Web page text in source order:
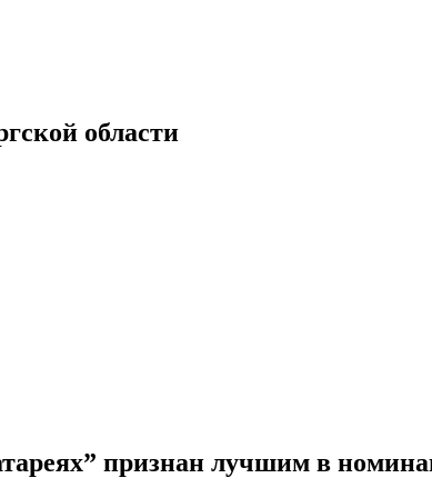
области
признан лучшим в